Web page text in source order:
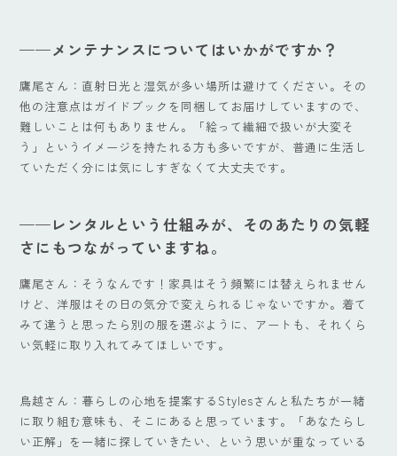
——メンテナンスについてはいかがですか？
鷹尾さん：直射日光と湿気が多い場所は避けてください。その
他の注意点はガイドブックを同梱してお届けしていますので、
難しいことは何もありません。「絵って繊細で扱いが大変そ
う」というイメージを持たれる方も多いですが、普通に生活し
ていただく分には気にしすぎなくて大丈夫です。
——レンタルという仕組みが、そのあたりの気軽
さにもつながっていますね。
鷹尾さん：そうなんです！家具はそう頻繁には替えられません
けど、洋服はその日の気分で変えられるじゃないですか。着て
みて違うと思ったら別の服を選ぶように、アートも、それくら
い気軽に取り入れてみてほしいです。
鳥越さん：暮らしの心地を提案するStylesさんと私たちが一緒
に取り組む意味も、そこにあると思っています。「あなたらし
い正解」を一緒に探していきたい、という思いが重なっている